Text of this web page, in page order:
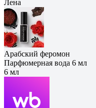
Лена
Арабский феромон
Парфюмерная вода 6 мл
6 мл